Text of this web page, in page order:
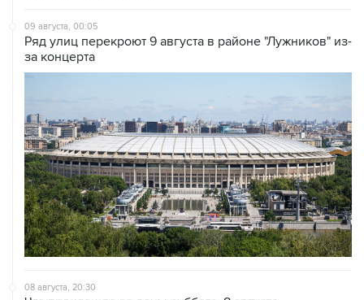
09 августа, 00:05
Ряд улиц перекроют 9 августа в районе "Лужников" из-
за концерта
08 августа, 20:30